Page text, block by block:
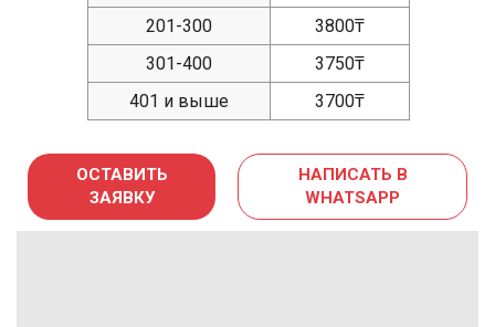
201-300
3800₸
301-400
3750₸
401 и выше
3700₸
ОСТАВИТЬ
ЗАЯВКУ
НАПИСАТЬ В
WHATSAPP